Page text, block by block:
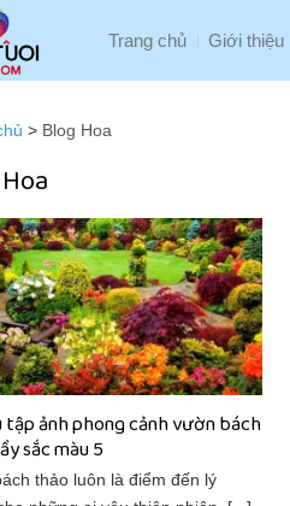
Trang chủ Giới thiệu
> Blog Hoa
tập ảnh phong cảnh vườn bách
sắc màu 5
thảo luôn là điểm đến lý